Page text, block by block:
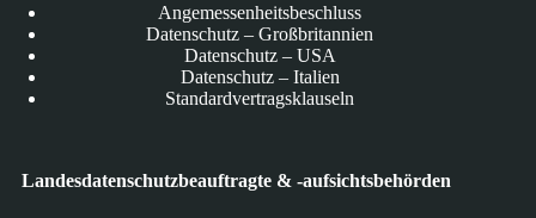
Angemessenheitsbeschluss
Datenschutz – Großbritannien
Datenschutz – USA
Datenschutz – Italien
Standardvertragsklauseln
Landesdatenschutzbeauftragte & -aufsichtsbehörden